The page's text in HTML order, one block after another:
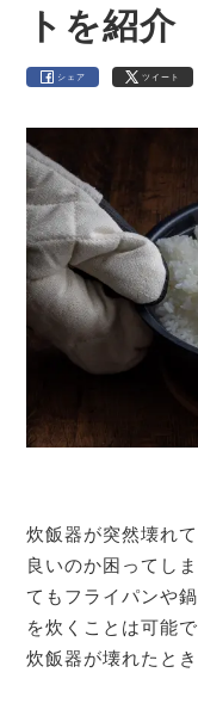
トを紹介
シェア ツイート
炊飯器が突然壊れ
良いのか困ってし
てもフライパンや
を炊くことは可能
炊飯器が壊れたと